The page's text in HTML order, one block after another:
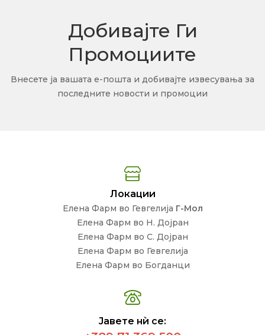
Добивајте Ги
Промоциите
Внесете ја вашата е-пошта и добивајте извесувања за
последните новости и промоции
Локации
Елена Фарм во Гевгелија Г-Мол
Елена Фарм во Н. Дојран
Елена Фарм во С. Дојран
Елена Фарм во Гевгелија
Елена Фарм во Богданци
Јавете нѝ се: